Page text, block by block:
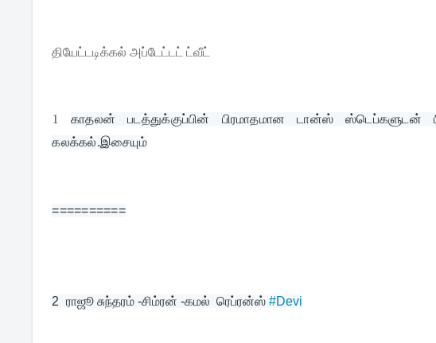
தியேட்டடிக்கல் அப்டேட்டட் ட்வீட்
1காதலன் படத்துக்குப்பின் பிரமாதமான டான்ஸ் ஸ்டெப்களுடன்
கலக்கல்.இசையும்
==========
2 ராஜூ சுந்தரம் -சிம்ரன் -கமல்  ரெப்ரன்ஸ் #Devi